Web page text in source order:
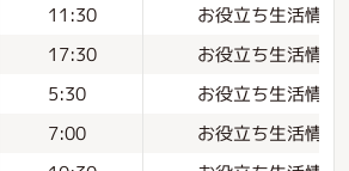
11:30 お役立ち生活情報
17:30 お役立ち生活情報
5:30 お役立ち生活情報
7:00 お役立ち生活情報